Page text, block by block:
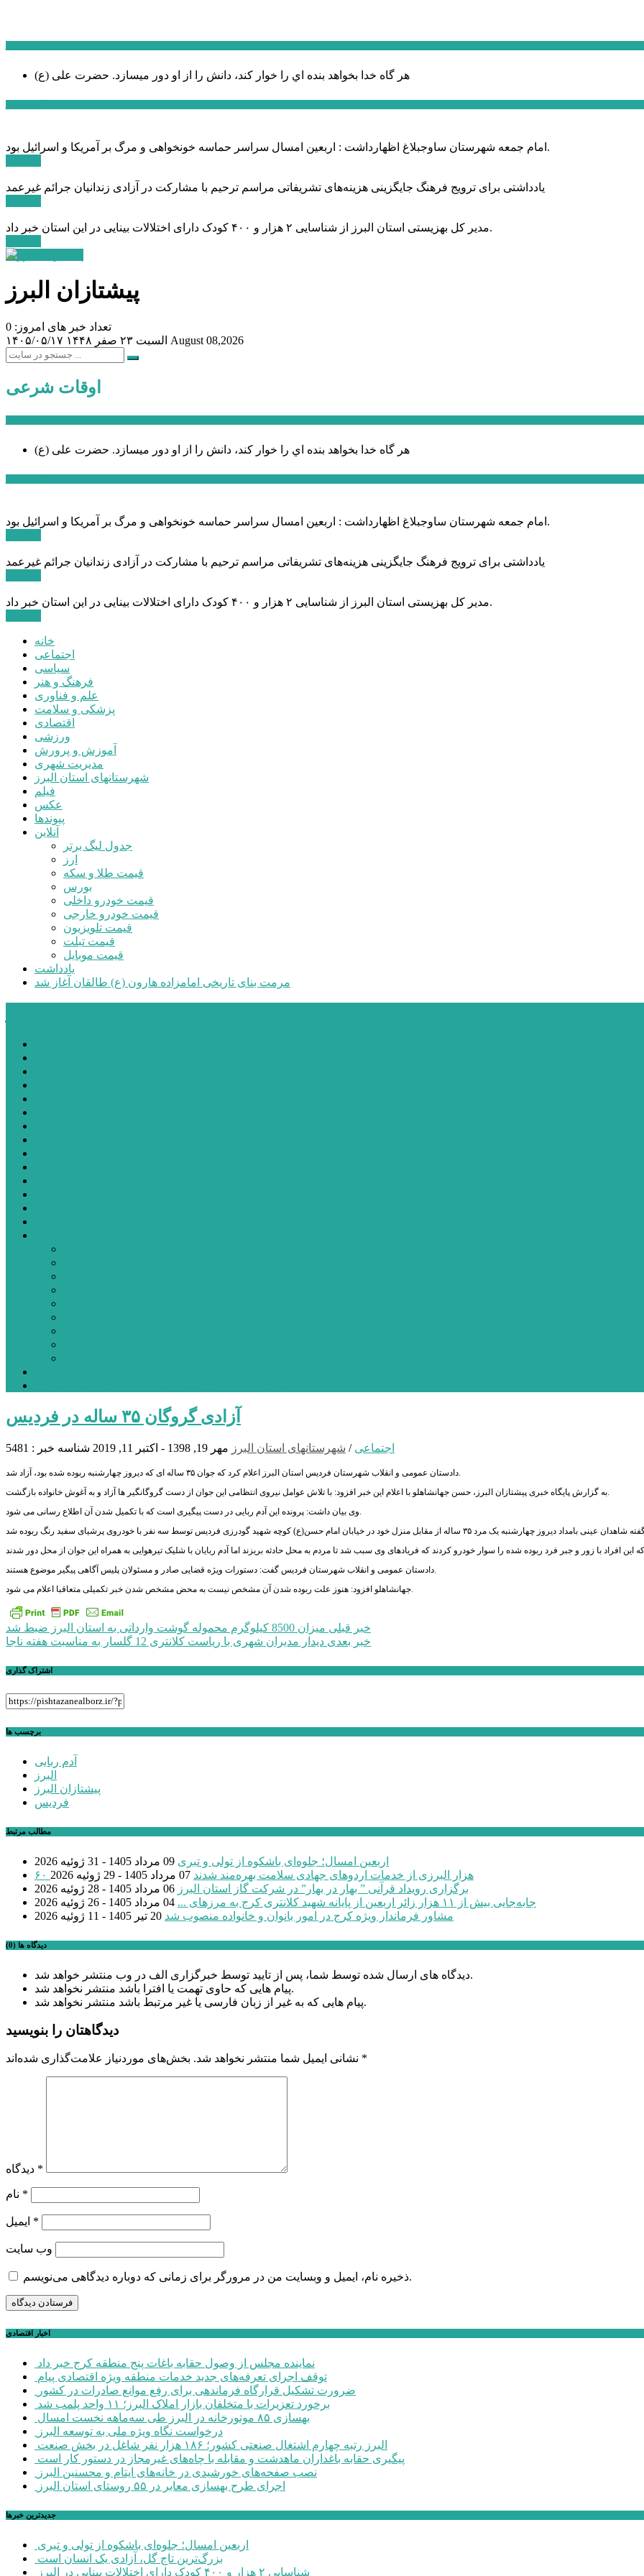
هر گاه خدا بخواهد بنده اي را خوار كند، دانش را از او دور میسازد. حضرت علی (ع)
امام جمعه شهرستان ساوجبلاغ اظهارداشت : اربعین امسال سراسر حماسه خونخواهی و مرگ بر آمریکا و اسرائیل بود.
یادداشتی برای ترویج فرهنگ جایگزینی هزینه‌های تشریفاتی مراسم ترحیم با مشارکت در آزادی زندانیان جرائم غیرعمد
مدیر کل بهزیستی استان البرز از شناسایی ۲ هزار و ۴۰۰ کودک دارای اختلالات بینایی در این استان خبر داد.
پیشتازان البرز
تعداد خبر های امروز: 0
۱۴۰۵/۰۵/۱۷
السبت ۲۳ صفر ۱۴۴۸ August 08,2026
اوقات شرعی
هر گاه خدا بخواهد بنده اي را خوار كند، دانش را از او دور میسازد. حضرت علی (ع)
امام جمعه شهرستان ساوجبلاغ اظهارداشت : اربعین امسال سراسر حماسه خونخواهی و مرگ بر آمریکا و اسرائیل بود.
یادداشتی برای ترویج فرهنگ جایگزینی هزینه‌های تشریفاتی مراسم ترحیم با مشارکت در آزادی زندانیان جرائم غیرعمد
مدیر کل بهزیستی استان البرز از شناسایی ۲ هزار و ۴۰۰ کودک دارای اختلالات بینایی در این استان خبر داد.
خانه
اجتماعی
سیاسی
فرهنگ و هنر
علم و فناوری
پزشکی و سلامت
اقتصادی
ورزشی
آموزش و پرورش
مدیریت شهری
شهرستانهای استان البرز
فیلم
عکس
پیوندها
آنلاین
جدول لیگ برتر
ارز
قیمت طلا و سکه
بورس
قیمت خودرو داخلی
قیمت خودرو خارجی
قیمت تلویزیون
قیمت تبلت
قیمت موبایل
یادداشت
مرمت بنای تاریخی امامزاده هارون (ع) طالقان آغاز شد
آزادی گروگان ۳۵ ساله در فردیس
اجتماعی / شهرستانهای استان البرز مهر 19, 1398 - اکتبر 11, 2019 شناسه خبر : 5481
دادستان عمومی و انقلاب شهرستان فردیس استان البرز اعلام کرد که جوان ۳۵ ساله ای که دیروز چهارشنبه ربوده شده بود، آزاد شد.
به گزارش پایگاه خبری پیشتازان البرز، حسن جهانشاهلو با اعلام این خبر افزود: با تلاش عوامل نیروی انتظامی این جوان از دست گروگانگیر ها آزاد و به آغوش خانواده بازگشت.
وی بیان داشت: پرونده این آدم ربایی در دست پیگیری است که با تکمیل شدن آن اطلاع رسانی می شود.
دادستان عمومی و انقلاب شهرستان فردیس گفت: دستورات ویژه قضایی صادر و مسئولان پلیس آگاهی پیگیر موضوع هستند.
جهانشاهلو افزود: هنوز علت ربوده شدن آن مشخص نیست به محض مشخص شدن خبر تکمیلی متعاقبا اعلام می شود.
راهبری
نوشته
خبر قبلی میزان 8500 کیلوگرم محموله گوشت وارداتی به استان البرز ضبط شد
خبر بعدی دیدار مدیران شهری با ریاست کلانتری 12 گلسار به مناسبت هفته ناجا
اشتراک گذاری
برچسب ها
آدم ربایی
البرز
پیشتازان البرز
فردیس
مطالب مرتبط
اربعین امسال؛ جلوه‌ای باشکوه از تولی و تبری 09 مرداد 1405 - 31 ژوئیه 2026
۶۰ هزار البرزی از خدمات اردوهای جهادی سلامت بهره‌مند شدند 07 مرداد 1405 - 29 ژوئیه 2026
برگزاری رویداد قرآنی ” بهار در بهار” در شرکت گاز استان البرز 06 مرداد 1405 - 28 ژوئیه 2026
جابه‌جایی بیش از ۱۱ هزار زائر اربعین از پایانه شهید کلانتری کرج به مرزهای ...
04 مرداد 1405 - 26 ژوئیه 2026
مشاور فرماندار ویژه کرج در امور بانوان و خانواده منصوب شد 20 تیر 1405 - 11 ژوئیه 2026
دیدگاه ها (0)
دیدگاه های ارسال شده توسط شما، پس از تایید توسط خبرگزاری الف در وب منتشر خواهد شد.
پیام هایی که حاوی تهمت یا افترا باشد منتشر نخواهد شد.
پیام هایی که به غیر از زبان فارسی یا غیر مرتبط باشد منتشر نخواهد شد.
دیدگاهتان را بنویسید
نشانی ایمیل شما منتشر نخواهد شد. *
*
*
*
وب‌ سایت
ذخیره نام، ایمیل و وبسایت من در مرورگر برای زمانی که دوباره دیدگاهی می‌نویسم.
اخبار اقتصادی
نماینده مجلس از وصول حقابه باغات پنج منطقه کرج خبر داد
توقف اجرای تعرفه‌های جدید خدمات منطقه ویژه اقتصادی پیام
ضرورت تشکیل قرارگاه فرماندهی برای رفع موانع صادرات در کشور
برخورد تعزیرات با متخلفان بازار املاک البرز؛ ۱۱ واحد پلمب شد
بهسازی ۸۵ موتورخانه در البرز طی سه‌ماهه نخست امسال
درخواست نگاه ویژه ملی به توسعه البرز
البرز رتبه چهارم اشتغال صنعتی کشور؛ ۱۸۶ هزار نفر شاغل در بخش صنعت
پیگیری حقابه باغداران ماهدشت و مقابله با چاه‌های غیرمجاز در دستور کار است
نصب صفحه‌های خورشیدی در خانه‌های ایتام و محسنین البرز
اجرای طرح بهسازی معابر در ۵۵ روستای استان البرز
جديدترين خبرها
اربعین امسال؛ جلوه‌ای باشکوه از تولی و تبری
بزرگ‌ترین تاج گل، آزادی یک انسان است
شناسایی ۲ هزار و ۴۰۰ کودک دارای اختلالات بینایی در البرز